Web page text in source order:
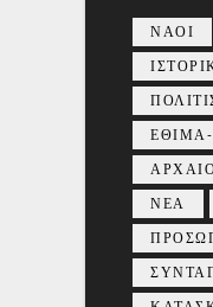
ΝΑΟΙ
ΝΕΑ